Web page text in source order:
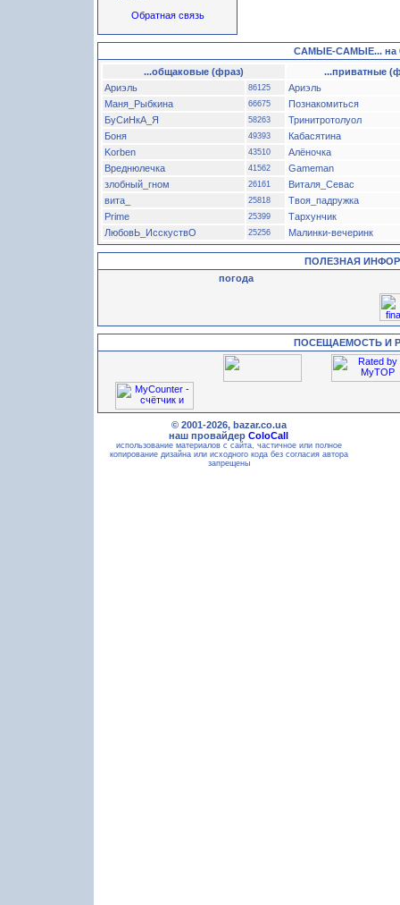
Обратная связь
САМЫЕ-САМЫЕ... на
...общаковые (фраз)
...приватные
Ариэль
86125
Ариэль
Маня_Рыбкина
66675
Познакомиться
БуСиНкА_Я
58263
Тринитротолуол
Боня
49393
Кабасятина
Korben
43510
Алёночка
Вреднюлечка
41562
Gameman
злобный_гном
26161
Виталя_Севас
вита_
25818
Твоя_падружка
Prime
25399
Тархунчик
ЛюбовЬ_ИсскуствО
25256 Малинки-вечеринк
ПОЛЕЗНАЯ
погода
ПОСЕЩАЕМОСТЬ И
© 2001-2026, bazar.co.ua
наш провайдер ColoCall
использование материалов с сайта, частичное или полное
копирование дизайна или исходного кода без согласия автора
запрещены